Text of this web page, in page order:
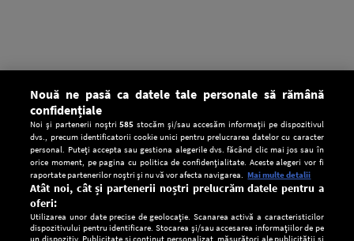
Nouă ne pasă ca datele tale personale să rămână
confidențiale
Noi și partenerii noștri585 stocăm și/sau accesăm informații pe dispozitivul
dvs., precum identificatorii cookie unici pentru prelucrarea datelor cu caracter
personal. Puteți accepta sau gestiona alegerile dvs. făcând clic mai jos sau în
orice moment, pe pagina cu politica de confidențialitate. Aceste alegeri vor fi
raportate partenerilor noștri și nu vă vor afecta navigarea. Mai multe detalii
Atât noi, cât și partenerii noștri prelucrăm datele pentru a
oferi:
Utilizarea unor date precise de geolocație. Scanarea activă a caracteristicilor
dispozitivului pentru identificare. Stocarea și/sau accesarea informațiilor de pe
un dispozitiv. Publicitate și conținut personalizat, măsurători ale publicității și